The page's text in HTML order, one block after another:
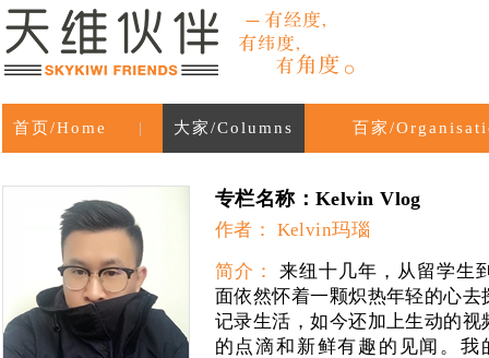
首页/Home | 大家/Columns 百家/
专栏名称：Kelvin Vlog
作者： Kelvin玛瑙
简介：
来纽十几年，从留学生
面依然怀着一颗炽热年轻的心
记录生活，如今还加上生动的
的点滴和新鲜有趣的见闻。我